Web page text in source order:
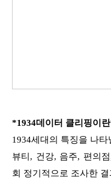
*1934데이터 클리핑이
1934세대의 특징을 나
뷰티, 건강, 음주, 편의
회 정기적으로 조사한